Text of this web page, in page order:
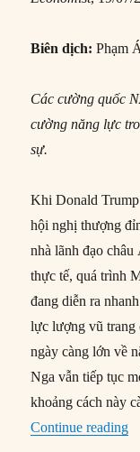
Biên dịch:Phạm
Các cường quốc
cường năng lực
sự.
Khi Donald
hội nghị thượng
nhà lãnh đạo
thực tế, quá trình
đang diễn ra
lực lượng vũ trang
ngày càng lớn về
Nga vẫn tiếp tục
khoảng cách này
Continue reading